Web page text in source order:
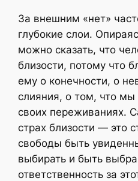
За внешним «нет»
глубокие слои.
можно сказать, что
близости, потому что
ему о конечности, о
слияния, о том, что мы
своих переживаниях.
страх близости — это
свободы быть
выбирать и быть
ответственность за